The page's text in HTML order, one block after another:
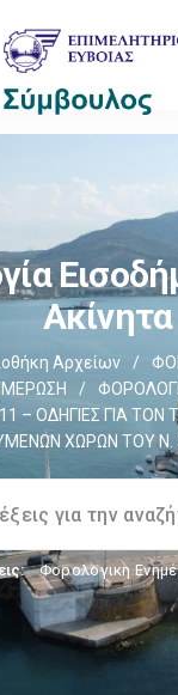
Ακίνητα
Αρχείων /
/
– ΟΔΗΓΙΕΣ ΓΙΑ
ΧΩΡΩΝ ΤΟΥ Ν.
Φορολογικη